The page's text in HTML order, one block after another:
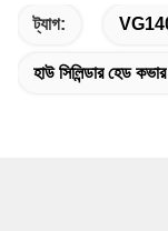
ট্যাগ:
হাউ সিলিন্ডার হেড কভার